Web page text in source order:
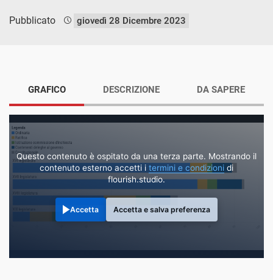
Pubblicato giovedì 28 Dicembre 2023
GRAFICO
Questo contenuto è ospitato da una terza parte. Mostrando il
contenuto esterno accetti i termini e condizioni di
flourish.studio.
Accetta Accetta e salva preferenza
DESCRIZIONE DA SAPERE